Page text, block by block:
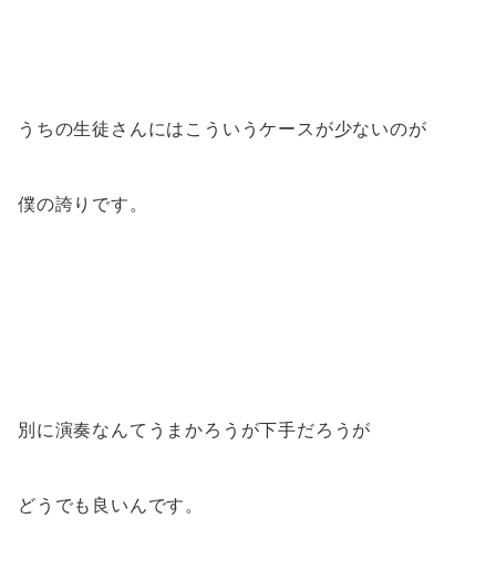
うちの生徒さんにはこういうケースが少ないのが
僕の誇りです。
別に演奏なんてうまかろうが下手だろうが
どうでも良いんです。